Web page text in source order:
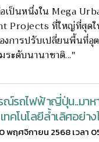
เป็นหนึ่งใน Mega
Projects ที่ใหญ่ที่สุดใ
งการปรับเปลี่ยนพื้นที่อุ
ะดับนานาชาติ..."
ณ์รถไฟฟ้าญี่ปุ่น..มาหา
ทคโนโลยีล้ำเลิศอย่าง
พฤศจิกายน 2568 เวลา